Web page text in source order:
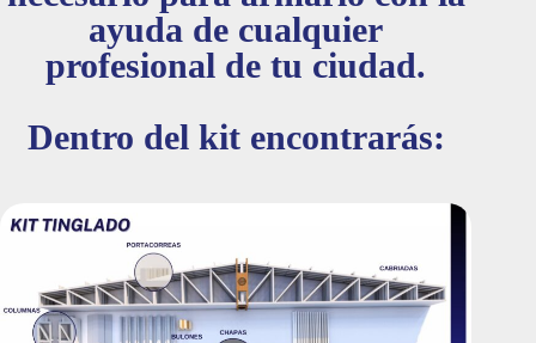
ayuda de cualquier
profesional de tu ciudad.
Dentro del kit encontrarás: